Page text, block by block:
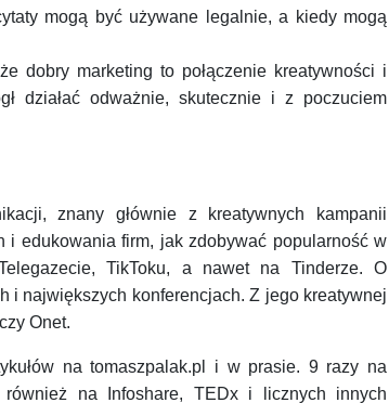
mogą być używane legalnie, a kiedy mogą
dobry marketing to połączenie kreatywności i
działać odważnie, skutecznie i z poczuciem
znany głównie z kreatywnych kampanii
i edukowania firm, jak zdobywać popularność w
TikToku, a nawet na Tinderze. O
i największych konferencjach. Z jego kreatywnej
Onet.
na tomaszpalak.pl i w prasie. 9 razy na
również na Infoshare, TEDx i licznych innych